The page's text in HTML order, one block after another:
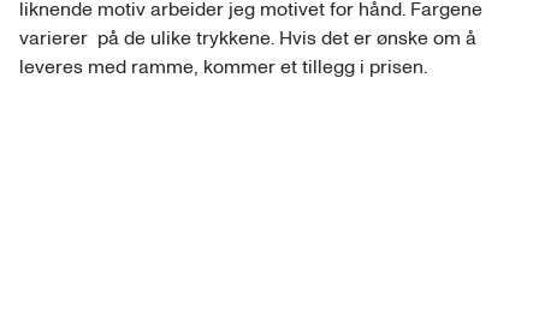
liknende motiv arbeider jeg motivet for hånd. Fargene
varierer  på de ulike trykkene. Hvis det er ønske om å
leveres med ramme, kommer et tillegg i prisen.